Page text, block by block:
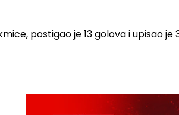
postigao je 13 golova i upisao je